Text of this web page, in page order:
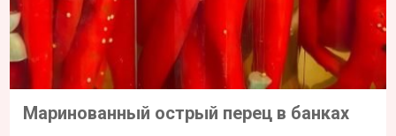
Маринованный острый перец в банках